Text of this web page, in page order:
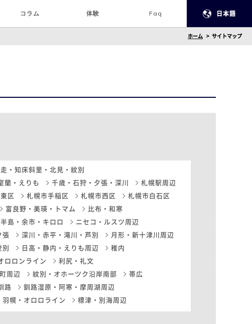
コラム 体験 Faq 日本語
ホーム サイトマップ
・知床斜里・北見・紋別
蘭・えりも 千歳・石狩・夕張・深川
札幌駅周辺
区 札幌市手稲区 札幌市西区
札幌市白石区
富良野・美瑛・トマム
比布・和寒
島・余市・キロロ
ニセコ・ルスツ周辺
張 深川・赤平・滝川・芦別
月形・新十津川周辺
日高・静内・えりも周辺
稚内
ロロンライン
利尻・礼文
周辺 紋別・オホーツク沿岸南部
帯広
路
釧路湿原・阿寒・摩周湖周辺
羽幌・オロロライン 標津・別海周辺